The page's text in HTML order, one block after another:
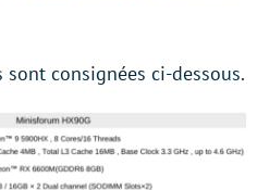
consignées ci-dessous.